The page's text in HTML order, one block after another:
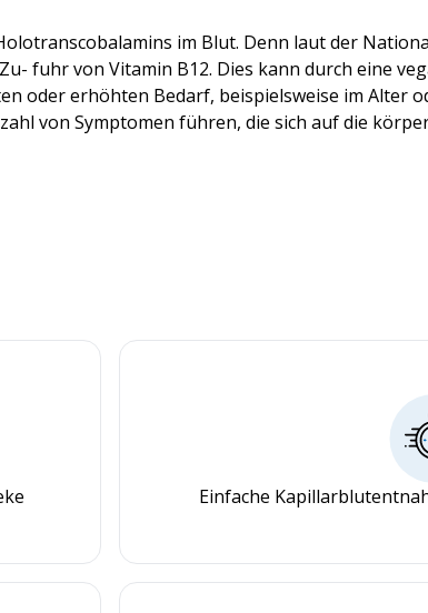
im Blut. Denn laut der
fuhr von Vitamin B12. Dies kann durch eine
oder erhöhten Bedarf, beispielsweise im Alter
von Symptomen führen, die sich auf die
Einfache